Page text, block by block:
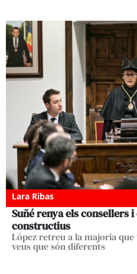
Lara Ribas
Suñé renya els consellers
constructius
López retreu a la majoria
veus que són diferents